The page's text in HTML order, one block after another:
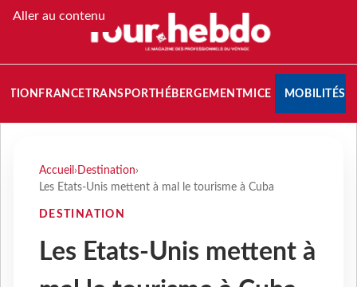
Aller au contenu
FRANCETRANSPORT HÉBERGEMENTMICE MOBILITÉS
Accueil › Destination›
Les Etats-Unis mettent à mal le tourisme à Cuba
DESTINATION
Les Etats-Unis mettent à